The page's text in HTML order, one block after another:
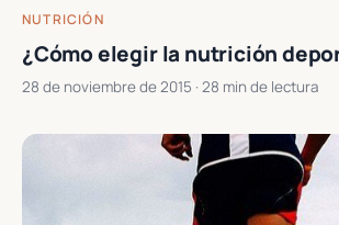
NUTRICIÓN
¿Cómo elegir la nutrición
28 de noviembre de 2015 · 28 min de lectura